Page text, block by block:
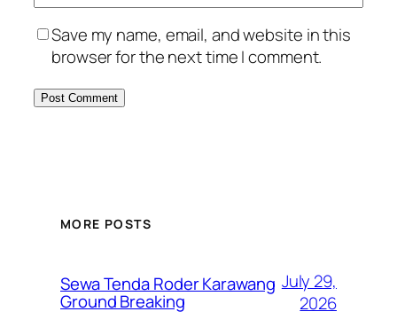
Save my name, email, and website in this
browser for the next time I comment.
MORE POSTS
Sewa Tenda Roder Karawang
Ground Breaking
July 29,
2026